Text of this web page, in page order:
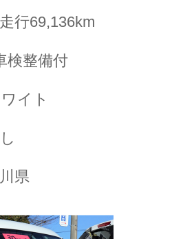
行69,136km
検整備付
イト
県